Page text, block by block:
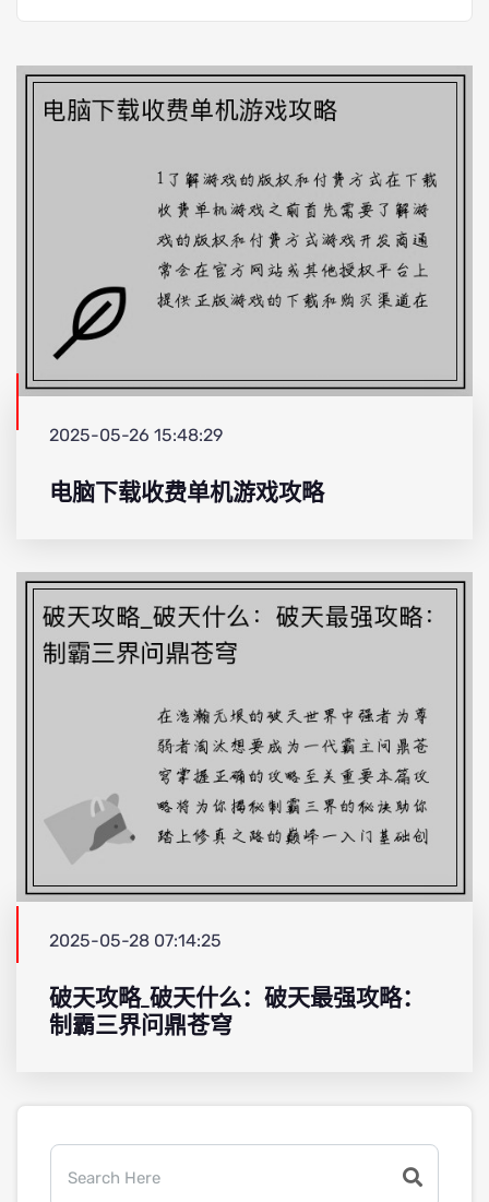
2025-05-26 15:48:29
电脑下载收费单机游戏攻略
2025-05-28 07:14:25
破天攻略_破天什么：破天最强攻略：
制霸三界问鼎苍穹